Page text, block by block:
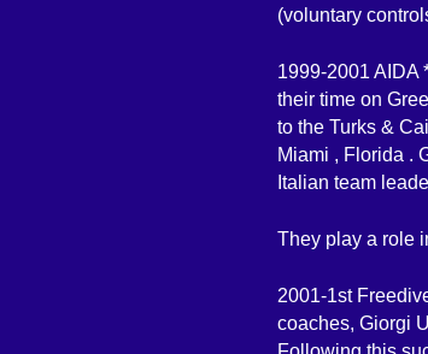
(voluntary
1999-2001 AIDA
their time on
to the Turks &
Miami , Florida .
Italian team
They play a role
2001-1st
coaches, Giorgi